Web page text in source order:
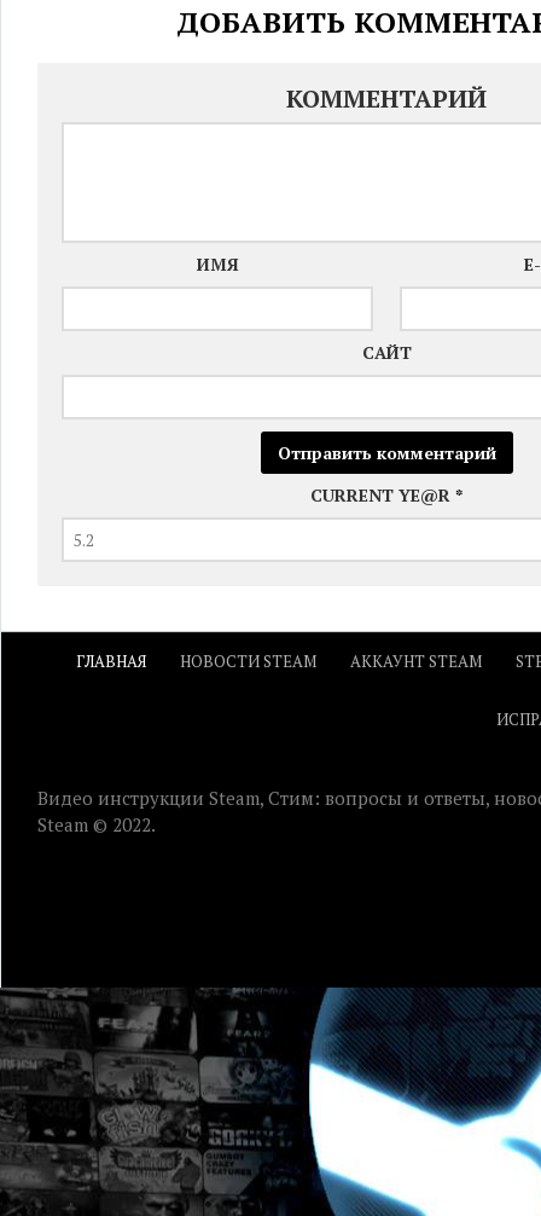
ДОБАВИТЬ
КОММЕНТАРИЙ
ИМЯ
САЙТ
CURRENT YE@R *
ГЛАВНАЯ НОВОСТИ STEAM АККАУНТ STEAM
Видео инструкции Steam, Стим: вопросы и ответы,
Steam © 2022.